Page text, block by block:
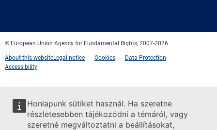
Honlapunk sütiket használ. Ha szeretne
részletesebben tájékozódni a témáról, vagy
szeretné megváltoztatni a beállításokat,
© European Union Agency for Fundamental Rights, 2007-2026
About this websiteLegal notice Cookies
Data Protection
Accessibility